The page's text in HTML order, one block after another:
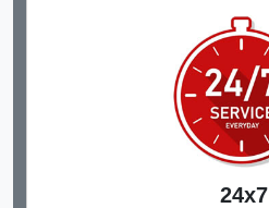
24x7